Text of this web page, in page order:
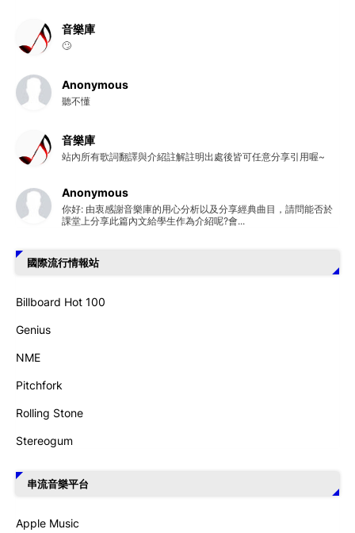
音樂庫
🙄
Anonymous
聽不懂
音樂庫
站內所有歌詞翻譯與介紹註解註明出處後皆可任意分享引用喔~
Anonymous
你好: 由衷感謝音樂庫的用心分析以及分享經典曲目，請問能否於
課堂上分享此篇內文給學生作為介紹呢?會...
國際流行情報站
Billboard Hot 100
Genius
NME
Pitchfork
Rolling Stone
Stereogum
串流音樂平台
Apple Music